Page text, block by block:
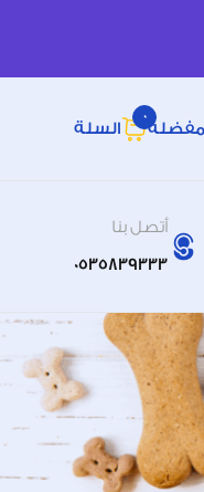
0
السلة
أتصل بنا
0535839333